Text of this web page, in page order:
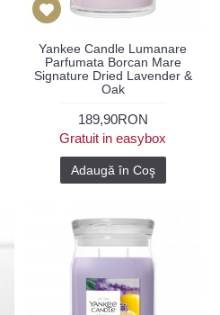
Yankee Candle Lumanare
Parfumata Borcan Mare
Signature Dried Lavender &
Oak
189,90RON
Gratuit in easybox
Adaugă în Coş